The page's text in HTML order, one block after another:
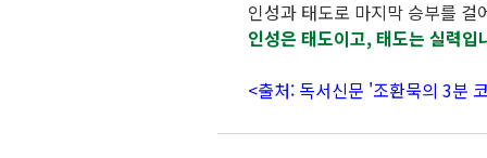
인성과 태도로 마지막 승부를 걸
인성은 태도이고, 태도는 실력입
<출처: 독서신문 '조환묵의 3분